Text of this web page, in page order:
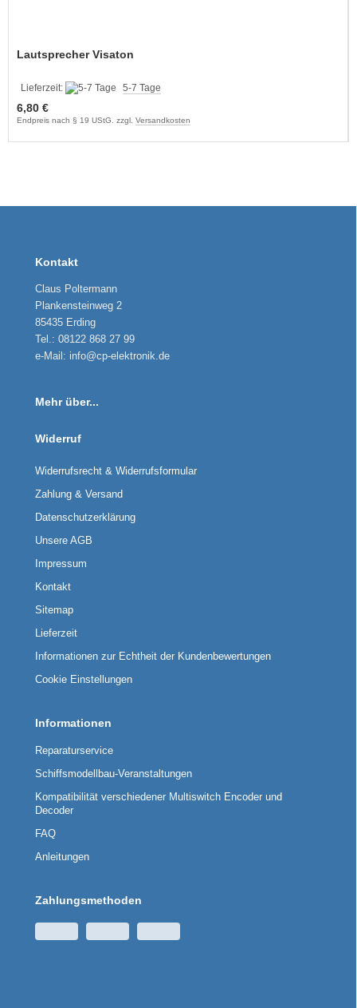
Lautsprecher Visaton
Lieferzeit: 5-7 Tage
6,80 €
Endpreis nach § 19 UStG. zzgl. Versandkosten
Kontakt
Claus Poltermann
Plankensteinweg 2
85435 Erding
Tel.: 08122 868 27 99
e-Mail: info@cp-elektronik.de
Mehr über...
Widerruf
Widerrufsrecht & Widerrufsformular
Zahlung & Versand
Datenschutzerklärung
Unsere AGB
Impressum
Kontakt
Sitemap
Lieferzeit
Informationen zur Echtheit der Kundenbewertungen
Cookie Einstellungen
Informationen
Reparaturservice
Schiffsmodellbau-Veranstaltungen
Kompatibilität verschiedener Multiswitch Encoder und
Decoder
FAQ
Anleitungen
Zahlungsmethoden